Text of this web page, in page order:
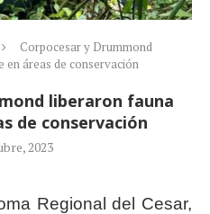
Corpocesar y Drummond
áreas de conservación
liberaron fauna
de conservación
2023
Regional del Cesar,